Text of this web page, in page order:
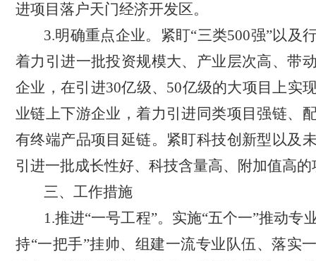
进项目落户天门经济开发区。
3.明确重点企业。紧盯“三类500强”以及
着力引进一批投资规模大、产业层次高、带
企业，在引进30亿级、50亿级的大项目上实
业链上下游企业，着力引进同类项目强链、
有终端产品项目延链。紧盯科技创新型以及
引进一批成长性好、科技含量高、附加值高的
三、工作措施
1.推进“一号工程”。 实施“五个一”推动专
持“一把手”挂帅、组建一流专业队伍、落实